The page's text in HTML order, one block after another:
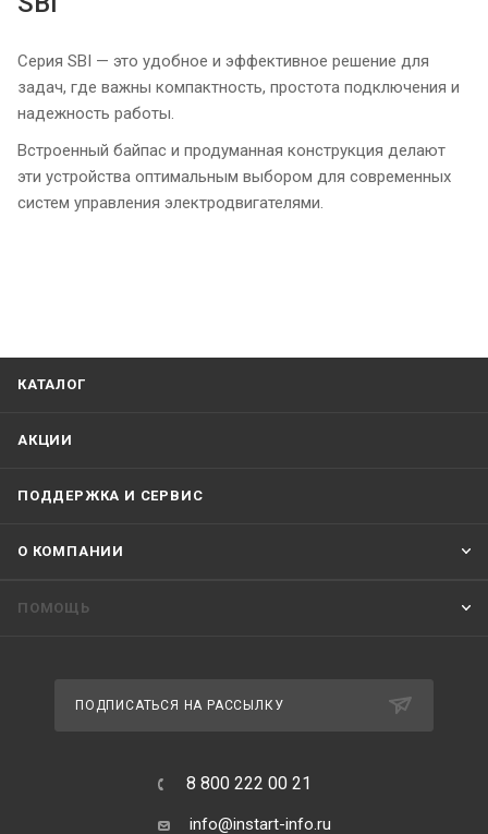
Серия SBI — это удобное и эффективное решение для
задач, где важны компактность, простота подключения и
надежность работы.
Встроенный байпас и продуманная конструкция делают
эти устройства оптимальным выбором для современных
систем управления электродвигателями.
КАТАЛОГ
АКЦИИ
ПОДДЕРЖКА И СЕРВИС
О КОМПАНИИ
ПОМОЩЬ
ПОДПИСАТЬСЯ НА РАССЫЛКУ
8 800 222 00 21
info@instart-info.ru